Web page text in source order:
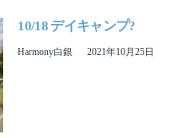
10/18 デイキャンプ?
Harmony白銀 2021年10月25日